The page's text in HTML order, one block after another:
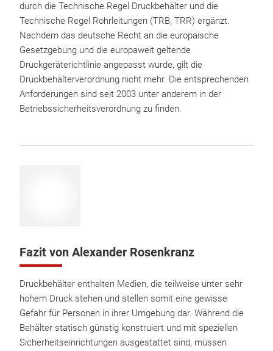
durch die Technische Regel Druckbehälter und die
Technische Regel Rohrleitungen (TRB, TRR) ergänzt.
Nachdem das deutsche Recht an die europäische
Gesetzgebung und die europaweit geltende
Druckgeräterichtlinie angepasst wurde, gilt die
Druckbehälterverordnung nicht mehr. Die entsprechenden
Anforderungen sind seit 2003 unter anderem in der
Betriebssicherheitsverordnung zu finden.
Fazit von Alexander Rosenkranz
Druckbehälter enthalten Medien, die teilweise unter sehr
hohem Druck stehen und stellen somit eine gewisse
Gefahr für Personen in ihrer Umgebung dar. Während die
Behälter statisch günstig konstruiert und mit speziellen
Sicherheitseinrichtungen ausgestattet sind, müssen